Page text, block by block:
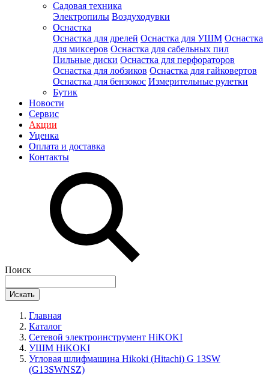
Садовая техника
Электропилы Воздуходувки
Оснастка
Оснастка для дрелей Оснастка для УШМ Оснастка
для миксеров Оснастка для сабельных пил
Пильные диски Оснастка для перфораторов
Оснастка для лобзиков Оснастка для гайковертов
Оснастка для бензокос Измерительные рулетки
Бутик
Новости
Сервис
Акции
Уценка
Оплата и доставка
Контакты
Поиск
Искать
Главная
Каталог
Сетевой электроинструмент HiKOKI
УШМ HiKOKI
Угловая шлифмашина Hikoki (Hitachi) G 13SW
(G13SWNSZ)